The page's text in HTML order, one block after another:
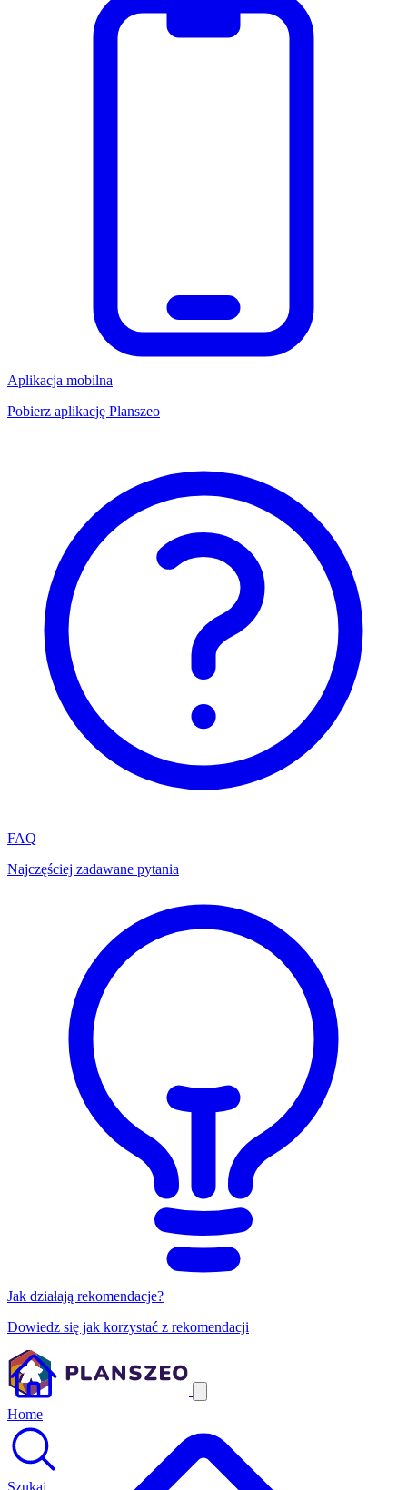
Aplikacja mobilna
Pobierz aplikację Planszeo
FAQ
Najczęściej zadawane pytania
Jak działają rekomendacje?
Dowiedz się jak korzystać z rekomendacji
Home
Szukaj